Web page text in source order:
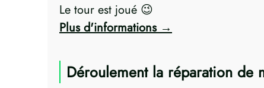
Le tour est joué 😉
Plus d'informations
Déroulement la réparation